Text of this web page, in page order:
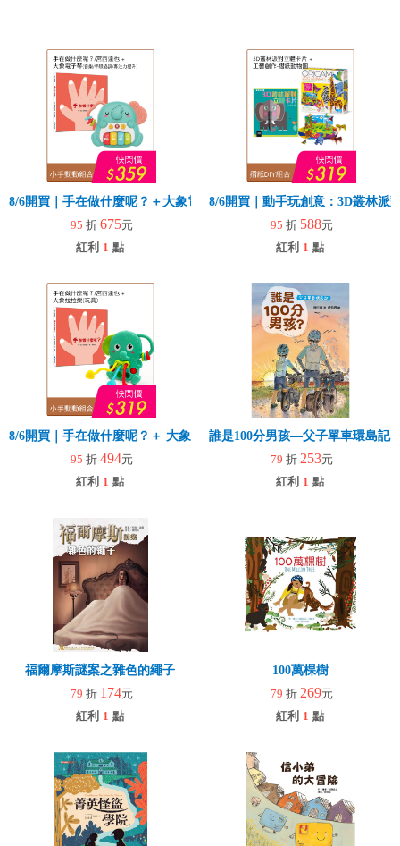
8/6開買｜手在做什麼呢？＋大象電子琴
95 折 675元
紅利 1 點
8/6開買｜動手玩創意：3D叢林派
95 折 588元
紅利 1 點
8/6開買｜手在做什麼呢？＋ 大象拉拉樂(玩具)
95 折 494元
紅利 1 點
誰是100分男孩—父子單車環島記
79 折 253元
紅利 1 點
福爾摩斯謎案之雜色的繩子
79 折 174元
紅利 1 點
100萬棵樹
79 折 269元
紅利 1 點